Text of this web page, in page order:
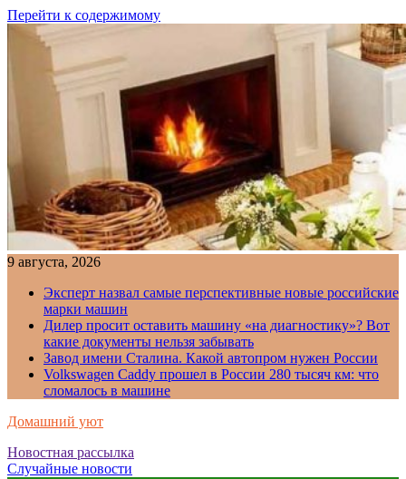
Перейти к содержимому
9 августа, 2026
Эксперт назвал самые перспективные новые российские
марки машин
Дилер просит оставить машину «на диагностику»? Вот
какие документы нельзя забывать
Завод имени Сталина. Какой автопром нужен России
Volkswagen Caddy прошел в России 280 тысяч км: что
сломалось в машине
Домашний уют
Новостная рассылка
Случайные новости